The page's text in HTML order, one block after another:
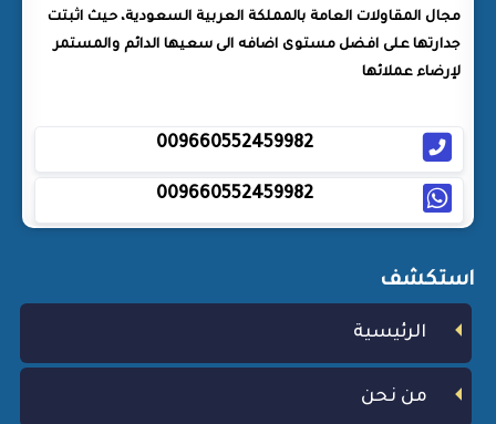
مجال المقاولات العامة بالمملكة العربية السعودية، حيث اثبتت
جدارتها على افضل مستوى اضافه الى سعيها الدائم والمستمر
لإرضاء عملائها
009660552459982
009660552459982
استكشف
الرئيسية
من نحن